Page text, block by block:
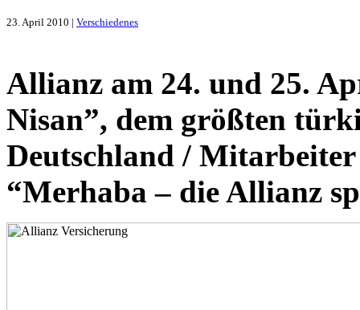
23. April 2010 | Verschiedenes
Allianz am 24. und 25.
Nisan”, dem größten
Deutschland /
“Merhaba – die Allianz